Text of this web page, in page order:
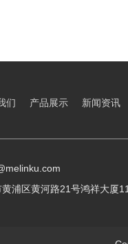
们 产品展示 新闻资讯
浦区黄河路21号鸿祥大厦